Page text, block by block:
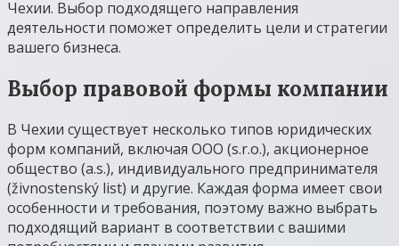
Чехии. Выбор подходящего направления
деятельности поможет определить цели и стратегии
вашего бизнеса.
Выбор правовой формы компании
В Чехии существует несколько типов юридических
форм компаний, включая ООО (s.r.o.), акционерное
общество (a.s.), индивидуального предпринимателя
(živnostenský list) и другие. Каждая форма имеет свои
особенности и требования, поэтому важно выбрать
подходящий вариант в соответствии с вашими